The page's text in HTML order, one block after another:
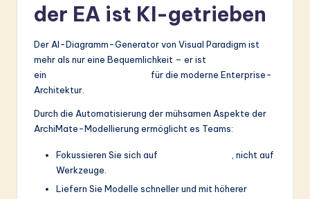
der EA ist KI-getrieben
Der AI-Diagramm-Generator von Visual Paradigm ist
mehr als nur eine Bequemlichkeit – er ist
ein
für die moderne Enterprise-
Architektur.
Durch die Automatisierung der mühsamen Aspekte der
ArchiMate-Modellierung ermöglicht es Teams:
Fokussieren Sie sich auf
, nicht auf
Werkzeuge.
Liefern Sie Modelle schneller und mit höherer